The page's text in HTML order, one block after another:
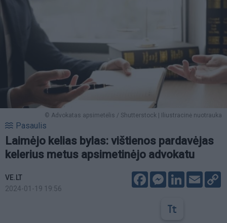
© Advokatas apsimetėlis / Shutterstock | Iliustracinė nuotrauka
Pasaulis
Laimėjo kelias bylas: vištienos pardavėjas
kelerius metus apsimetinėjo advokatu
VE.LT
2024-01-19 19:56
FacebookMessenger
LinkedIn
Email